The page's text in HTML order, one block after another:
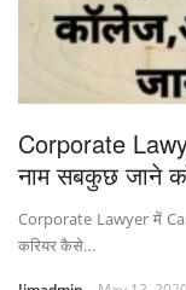
Corporate
नाम सबकुछ जाने
Corporate Lawyer में
करियर कैसे…